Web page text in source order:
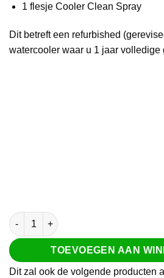
1 flesje Cooler Clean Spray
Dit betreft een refurbished
watercooler waar u 1 jaar volledige
Cool-plus pakket aantal
TOEVOEGEN AAN
Dit zal ook de volgende producten